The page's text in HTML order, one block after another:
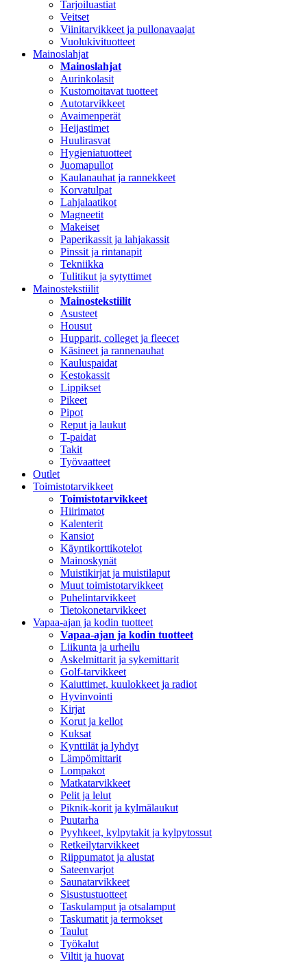
Tarjoiluastiat
Veitset
Viinitarvikkeet ja pullonavaajat
Vuolukivituotteet
Mainoslahjat
Mainoslahjat
Aurinkolasit
Kustomoitavat tuotteet
Autotarvikkeet
Avaimenperät
Heijastimet
Huulirasvat
Hygieniatuotteet
Juomapullot
Kaulanauhat ja rannekkeet
Korvatulpat
Lahjalaatikot
Magneetit
Makeiset
Paperikassit ja lahjakassit
Pinssit ja rintanapit
Tekniikka
Tulitikut ja sytyttimet
Mainostekstiilit
Mainostekstiilit
Asusteet
Housut
Hupparit, colleget ja fleecet
Käsineet ja rannenauhat
Kauluspaidat
Kestokassit
Lippikset
Pikeet
Pipot
Reput ja laukut
T-paidat
Takit
Työvaatteet
Outlet
Toimistotarvikkeet
Toimistotarvikkeet
Hiirimatot
Kalenterit
Kansiot
Käyntikorttikotelot
Mainoskynät
Muistikirjat ja muistilaput
Muut toimistotarvikkeet
Puhelintarvikkeet
Tietokonetarvikkeet
Vapaa-ajan ja kodin tuotteet
Vapaa-ajan ja kodin tuotteet
Liikunta ja urheilu
Askelmittarit ja sykemittarit
Golf-tarvikkeet
Kaiuttimet, kuulokkeet ja radiot
Hyvinvointi
Kirjat
Korut ja kellot
Kuksat
Kynttilät ja lyhdyt
Lämpömittarit
Lompakot
Matkatarvikkeet
Pelit ja lelut
Piknik-korit ja kylmälaukut
Puutarha
Pyyhkeet, kylpytakit ja kylpytossut
Retkeilytarvikkeet
Riippumatot ja alustat
Sateenvarjot
Saunatarvikkeet
Sisustustuotteet
Taskulamput ja otsalamput
Taskumatit ja termokset
Taulut
Työkalut
Viltit ja huovat